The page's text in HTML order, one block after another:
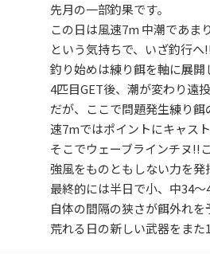
先月の一部釣果です。
この日は風速7m 中潮であま
という気持ちで、いざ釣行へ
釣り始めは練り餌を軸に展開
4匹目GET後、潮が変わり遠
だが、ここで問題発生練り
速7mではポイントにキャス
そこでウェーブラインチヌ!!
強風をものともしない力を発
最終的には半日で小、中34
自体の間隔の狭さが餌外れ
荒れる日の新しい武器をまた